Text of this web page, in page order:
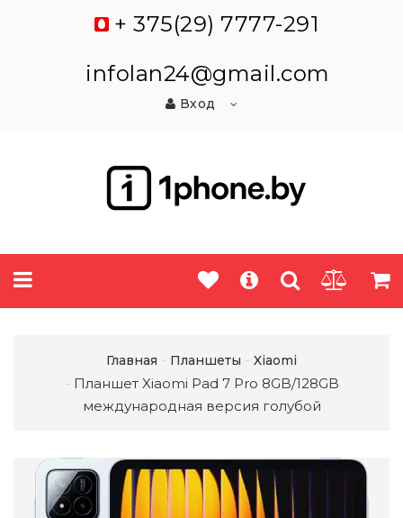
+ 375(29) 7777-291
infolan24@gmail.com
Вход
Главная Планшеты Xiaomi
Планшет Xiaomi Pad 7 Pro 8GB/128GB
международная версия голубой